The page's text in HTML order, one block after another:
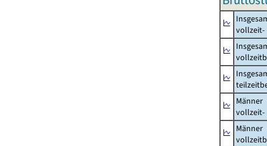
vollzeit-
Männer
vollzeit-
Männer